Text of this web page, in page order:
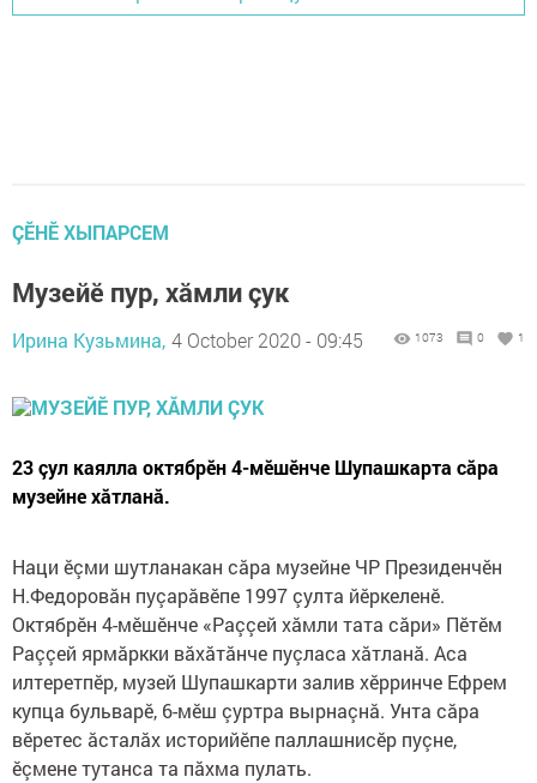
ÇӖНӖ ХЫПАРСЕМ
Музейӗ пур, хăмли çук
Ирина Кузьмина, 4 October 2020 - 09:45 1073 0 1
23 çул каялла октябрӗн 4-мӗшӗнче Шупашкарта сăра
музейне хăтланă.
Наци ӗçми шутланакан сăра музейне ЧР Президенчӗн
Н.Федоровăн пуçарăвӗпе 1997 çулта йӗркеленӗ.
Октябрӗн 4-мӗшӗнче «Раççей хăмли тата сăри» Пӗтӗм
Раççей ярмăркки вăхăтăнче пуçласа хăтланă. Аса
илтеретпӗр, музей Шупашкарти залив хӗрринче Ефрем
купца бульварӗ, 6-мӗш çуртра вырнаçнă. Унта сăра
вӗретес ăсталăх историйӗпе паллашнисӗр пуçне,
ӗçмене тутанса та пăхма пулать.